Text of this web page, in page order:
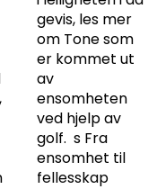
gevis, les mer
om Tone som
er kommet ut
av
ensomheten
ved hjelp av
golf. s Fra
ensomhet til
fellesskap